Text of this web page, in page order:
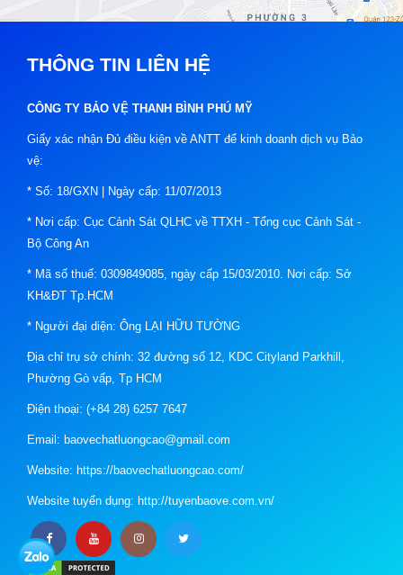
THÔNG TIN LIÊN HỆ
CÔNG TY BẢO VỆ THANH BÌNH PHÚ MỸ
Giấy xác nhận Đủ điều kiện về ANTT để kinh doanh dịch vụ Bảo
vệ:
* Số: 18/GXN | Ngày cấp: 11/07/2013
* Nơi cấp: Cục Cảnh Sát QLHC về TTXH - Tổng cục Cảnh Sát -
Bộ Công An
* Mã số thuế: 0309849085, ngày cấp 15/03/2010. Nơi cấp: Sở
KH&ĐT Tp.HCM
* Người đại diện: Ông LẠI HỮU TƯỜNG
Địa chỉ trụ sở chính: 32 đường số 12, KDC Cityland Parkhill,
Phường Gò vấp, Tp HCM
Điện thoại: (+84 28) 6257 7647
Email: baovechatluongcao@gmail.com
Website: https://baovechatluongcao.com/
Website tuyển dụng: http://tuyenbaove.com.vn/